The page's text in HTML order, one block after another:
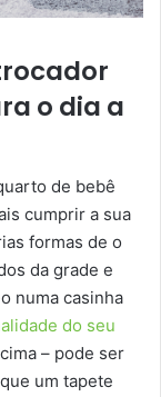
o dia a
de bebê
cumprir a sua
formas de o
da grade e
numa casinha
do seu
– pode ser
um tapete